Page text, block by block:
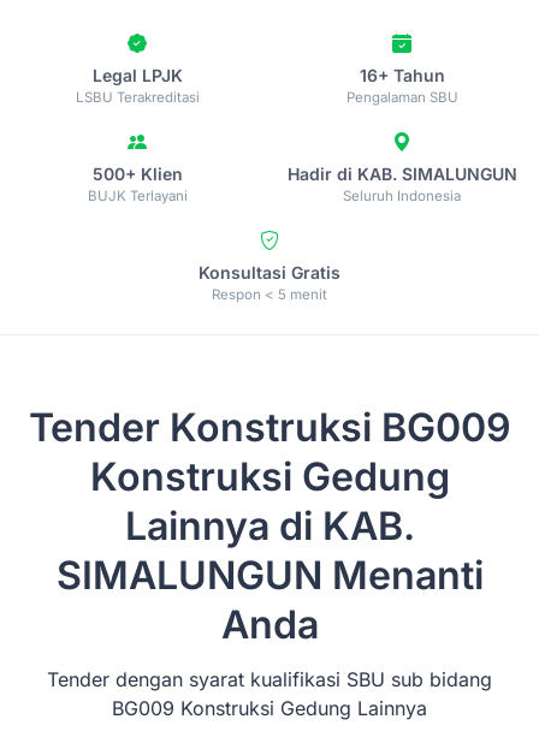
Legal LPJK
LSBU Terakreditasi
16+ Tahun
Pengalaman SBU
500+ Klien
BUJK Terlayani
Hadir di KAB. SIMALUNGUN
Seluruh Indonesia
Konsultasi Gratis
Respon < 5 menit
Tender Konstruksi BG009
Konstruksi Gedung
Lainnya di KAB.
SIMALUNGUN Menanti
Anda
Tender dengan syarat kualifikasi SBU sub bidang
BG009 Konstruksi Gedung Lainnya